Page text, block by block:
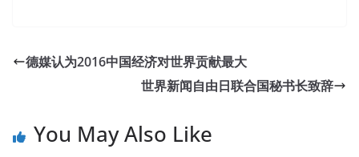
德媒认为2016中国经济对世界贡献最大
世界新闻自由日联合国秘书长致辞
You May Also Like